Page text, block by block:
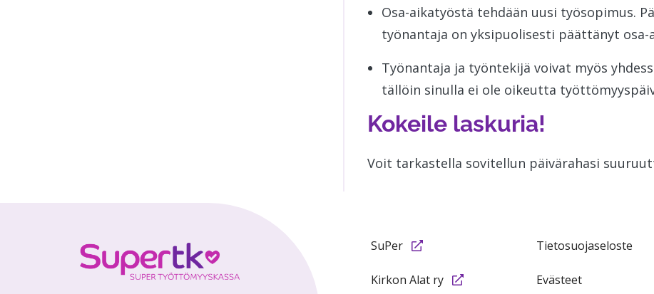
Osa-aikatyöstä tehdään uusi työsopimus.
työnantaja on yksipuolisesti päättänyt osa-
Työnantaja ja työntekijä voivat myös
tällöin sinulla ei ole oikeutta
Kokeile laskuria!
Voit tarkastella sovitellun päivärahasi
SuPer
Kirkon Alat ry
Tietosuojaseloste
Evästeet